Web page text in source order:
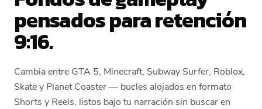
pensados para retención
9:16.
Cambia entre GTA 5, Minecraft, Subway Surfer, Roblox,
Skate y Planet Coaster — bucles alojados en formato
Shorts y Reels, listos bajo tu narración sin buscar en